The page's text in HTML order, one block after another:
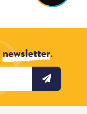
newsletter.